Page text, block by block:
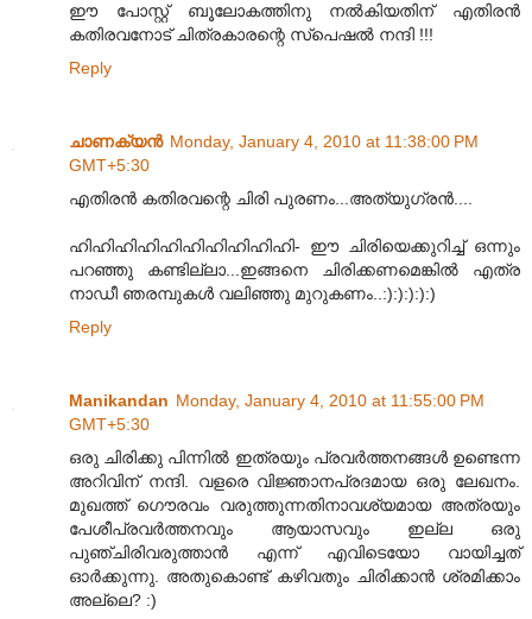
ഈ പോസ്റ്റ് ബൂലോകത്തിനു നല്‍കിയതിന് എതിരന്‍
കതിരവനോട് ചിത്രകാരന്റെ സ്പെഷല്‍ നന്ദി !!!
Reply
ചാണക്യന്‍ Monday, January 4, 2010 at 11:38:00 PM
GMT+5:30
എതിരൻ കതിരവന്റെ ചിരി പുരണം...അത്യുഗ്രൻ....
ഹിഹിഹിഹിഹിഹിഹിഹിഹിഹി- ഈ ചിരിയെക്കുറിച്ച് ഒന്നും
പറഞ്ഞു കണ്ടില്ലാ...ഇങ്ങനെ ചിരിക്കണമെങ്കിൽ എത്ര
നാഡീ ഞരമ്പുകൾ വലിഞ്ഞു മുറുകണം..:):):):):)
Reply
Manikandan Monday, January 4, 2010 at 11:55:00 PM
GMT+5:30
ഒരു ചിരിക്കു പിന്നില്‍ ഇത്രയും പ്രവര്‍ത്തനങ്ങള്‍ ഉണ്ടെന്ന
അറിവിന് നന്ദി. വളരെ വിജ്ഞാനപ്രദമായ ഒരു ലേഖനം.
മുഖത്ത് ഗൌരവം വരുത്തുന്നതിനാവശ്യമായ അത്രയും
പേശീപ്രവര്‍ത്തനവും ആയാസവും ഇല്ല ഒരു
പുഞ്ചിരിവരുത്താന്‍ എന്ന് എവിടെയോ വായിച്ചത്
ഓര്‍ക്കുന്നു. അതുകൊണ്ട് കഴിവതും ചിരിക്കാന്‍ ശ്രമിക്കാം
അല്ലെ? :)